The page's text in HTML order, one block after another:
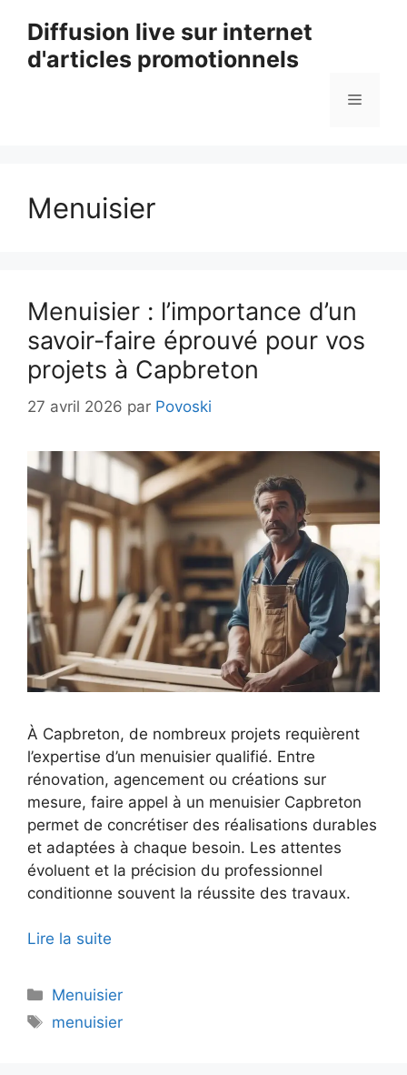
contenu
Diffusion live sur internet
d'articles promotionnels
Menu
Menuisier
Menuisier : l’importance d’un
savoir-faire éprouvé pour vos
projets à Capbreton
27 avril 2026 par Povoski
À Capbreton, de nombreux projets requièrent
l’expertise d’un menuisier qualifié. Entre
rénovation, agencement ou créations sur
mesure, faire appel à un menuisier Capbreton
permet de concrétiser des réalisations durables
et adaptées à chaque besoin. Les attentes
évoluent et la précision du professionnel
conditionne souvent la réussite des travaux.
Lire la suite
Catégories
Menuisier
Étiquettes
menuisier